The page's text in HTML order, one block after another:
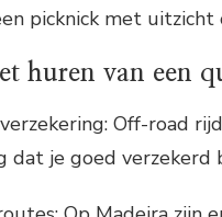
picknick met
huren van een
Off-road
dat je goed verzekerd